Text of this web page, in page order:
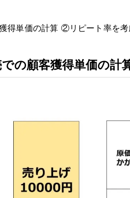
得単価の計算 ②リピート率を
の顧客獲得単価の計